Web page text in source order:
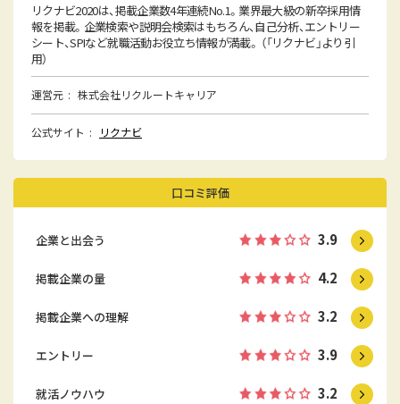
リクナビ2020は、掲載企業数4年連続No.1。業界最大級の新卒採用情
報を掲載。企業検索や説明会検索はもちろん、自己分析、エントリー
シート、SPIなど就職活動お役立ち情報が満載。 （「リクナビ」より引
用）
運営元 株式会社リクルートキャリア
公式サイト リクナビ
口コミ評価
企業と出会う 3.9
掲載企業の量 4.2
掲載企業への理解 3.2
エントリー 3.9
就活ノウハウ 3.2